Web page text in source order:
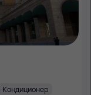
Кондиционер